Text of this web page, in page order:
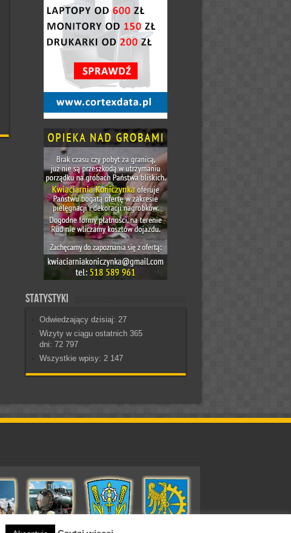
Statystyki
Odwiedzający dzisiaj: 27
Wizyty w ciągu ostatnich 365
dni: 72 797
Wszystkie wpisy: 2 147